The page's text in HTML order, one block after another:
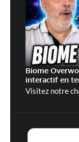
Biome
interactif en
Visitez notre